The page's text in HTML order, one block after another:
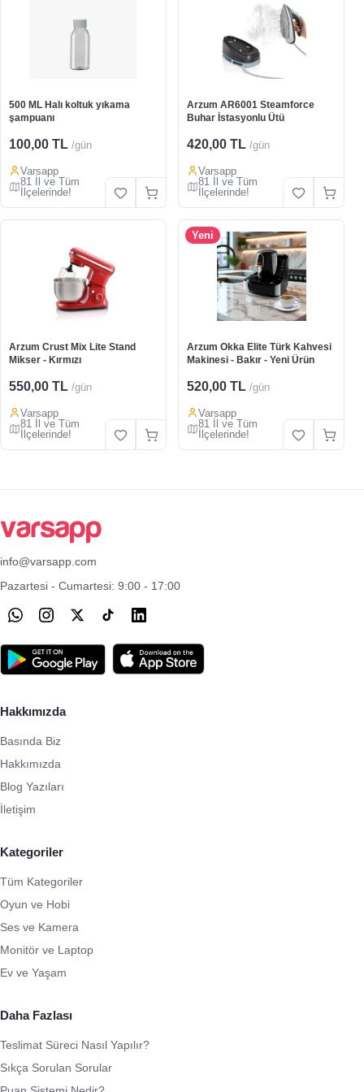
Temizlikten sonra, bezi kolayca atabilir böylece yıkayıp
kurulayıp tekrardan kurtarmaktan kurtulmuş olursunuz.
Urünler rezervasyon sistemi kapsamında sizler için özel
saat içerisinde iptal talebinizi oluşturabilirsiniz. Iptal
talebinizi "Siparişlerim" alanı üzerinden veya WhatsApp
Business hattımız aracılığıyla bize iletebilirsiniz.
Kiralama işleminizin üzerinden 2 saatten fazla süre
geçmesi durumunda, ürün ilgili tarih aralığı için sizin
adınıza rezerve edildiğinden iade işlemlerinde %40
kesinti uygulanmaktadır.
Not: Rezervasyonlu kiralama hizmetlerinde ürünler belirli
tarih aralığı için ayrıldığı ve başka kullanıcıların kiralama
imkanını etkilediği için iptal ve iade işlemleri yukarıdaki
şartlar kapsamında değerlendirilmektedir.
500 ML Halı koltuk yıkama
şampuanı
100,00 TL /gün
Varsapp
81 İl ve Tüm
İlçelerinde!
Arzum AR6001 Steamforce
Buhar İstasyonlu Ütü
420,00 TL /gün
Varsapp
81 İl ve Tüm
İlçelerinde!
Arzum Crust Mix Lite Stand
Mikser - Kırmızı
550,00 TL /gün
Varsapp
81 İl ve Tüm
İlçelerinde!
Yeni
Arzum Okka Elite Türk Kahvesi
Makinesi - Bakır - Yeni Ürün
520,00 TL /gün
Varsapp
81 İl ve Tüm
İlçelerinde!
info@varsapp.com
Pazartesi - Cumartesi: 9:00 - 17:00
Hakkımızda
Basında Biz
Hakkımızda
Blog Yazıları
İletişim
Kategoriler
Tüm Kategoriler
Oyun ve Hobi
Ses ve Kamera
Monitör ve Laptop
Ev ve Yaşam
Daha Fazlası
Teslimat Süreci Nasıl Yapılır?
Sıkça Sorulan Sorular